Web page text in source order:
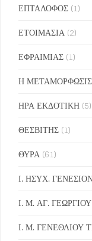
ΕΠΤΑΛΟΦΟΣ (1)
ΕΤΟΙΜΑΣΙΑ (2)
ΕΦΡΑΙΜΙΑΣ (1)
Η
ΗΡΑ ΕΚΔΟΤΙΚΗ (5)
ΘΕΣΒΙΤΗΣ (1)
ΘΥΡΑ (61)
Ι. ΗΣΥΧ.
Ι. Μ. ΑΓ.
Ι. Μ. ΓΕΝΕΘΛΙΟΥ